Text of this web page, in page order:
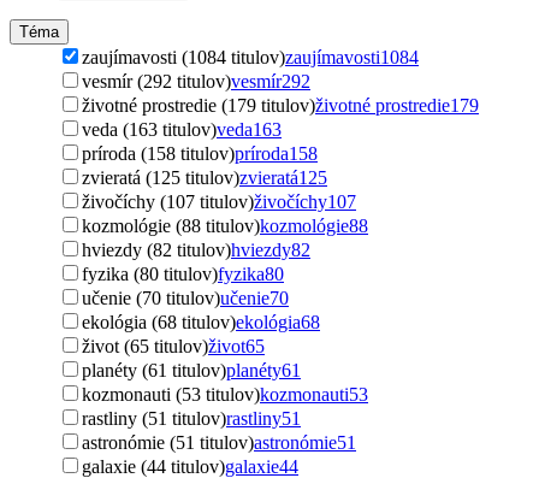
Téma
zaujímavosti (1084 titulov)zaujímavosti1084
vesmír (292 titulov)vesmír292
životné prostredie (179 titulov)životné prostredie179
veda (163 titulov)veda163
príroda (158 titulov)príroda158
zvieratá (125 titulov)zvieratá125
živočíchy (107 titulov)živočíchy107
kozmológie (88 titulov)kozmológie88
hviezdy (82 titulov)hviezdy82
fyzika (80 titulov)fyzika80
učenie (70 titulov)učenie70
ekológia (68 titulov)ekológia68
život (65 titulov)život65
planéty (61 titulov)planéty61
kozmonauti (53 titulov)kozmonauti53
rastliny (51 titulov)rastliny51
astronómie (51 titulov)astronómie51
galaxie (44 titulov)galaxie44